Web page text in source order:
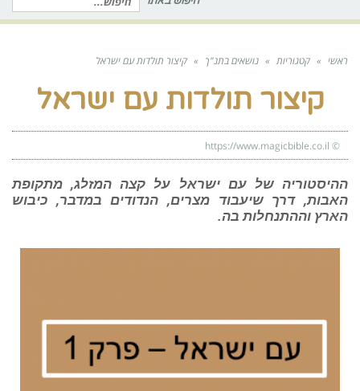
חיפוש
ראשי » קטגוריות » נושאים בתנ"ך » קיצור תולדות עם ישראל
קיצור תולדות עם ישראל
©
https://www.magicbible.co.il
ההיסטוריה של עם ישראל על קצה המזלג, מתקופת
האבות, דרך שיעבוד מצרים, הנדודים במדבר, כיבוש
הארץ וההתנחלות בה.